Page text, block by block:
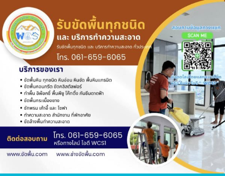
to
content
ขัดพื้นหินขัด อบต.แหลมบัวนครปฐม
ขัดพื้นหินอ่อน โทร.0616596065 ไลน์ WCS1